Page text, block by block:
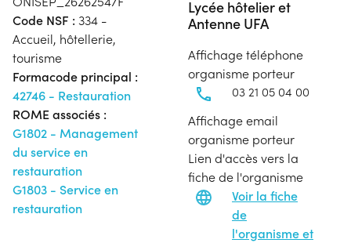
Code NSF : 334 -
Accueil, hôtellerie,
tourisme
Formacode principal :
42746 - Restauration
ROME associés :
G1802 - Management
du service en
restauration
G1803 - Service en
restauration
Lycée hôtelier et
Antenne UFA
Affichage téléphone
organisme porteur
03 21 05 04 00
Affichage email
organisme porteur
Lien d'accès vers la
fiche de l'organisme
Voir la fiche
de
l'organisme et